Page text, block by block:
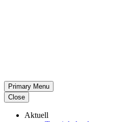
Primary Menu
Close
Aktuell